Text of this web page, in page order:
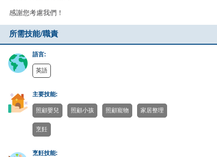
感謝您考慮我們！
所需技能/職責
語言:
英語
主要技能:
照顧嬰兒 照顧小孩 照顧寵物 家居整理
烹飪
烹飪技能: